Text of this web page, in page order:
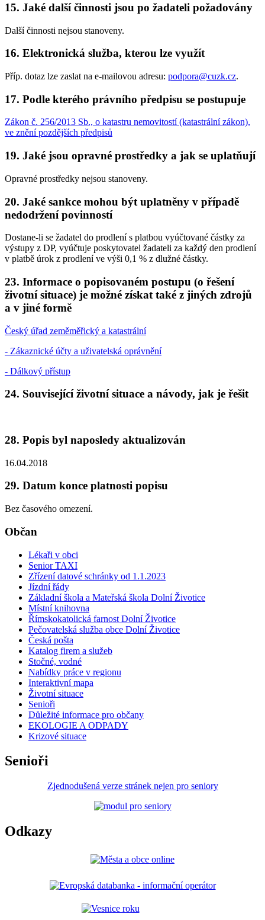
15. Jaké další činnosti jsou po žadateli požadovány
Další činnosti nejsou stanoveny.
16. Elektronická služba, kterou lze využít
Příp. dotaz lze zaslat na e-mailovou adresu: podpora@cuzk.cz.
17. Podle kterého právního předpisu se postupuje
Zákon č. 256/2013 Sb., o katastru nemovitostí (katastrální zákon),
ve znění pozdějších předpisů
19. Jaké jsou opravné prostředky a jak se uplatňují
Opravné prostředky nejsou stanoveny.
20. Jaké sankce mohou být uplatněny v případě
nedodržení povinností
Dostane-li se žadatel do prodlení s platbou vyúčtované částky za
výstupy z DP, vyúčtuje poskytovatel žadateli za každý den prodlení
v platbě úrok z prodlení ve výši 0,1 % z dlužné částky.
23. Informace o popisovaném postupu (o řešení
životní situace) je možné získat také z jiných zdrojů
a v jiné formě
Český úřad zeměměřický a katastrální
- Zákaznické účty a uživatelská oprávnění
- Dálkový přístup
24. Související životní situace a návody, jak je řešit
28. Popis byl naposledy aktualizován
16.04.2018
29. Datum konce platnosti popisu
Bez časového omezení.
Občan
Lékaři v obci
Senior TAXI
Zřízení datové schránky od 1.1.2023
Jízdní řády
Základní škola a Mateřská škola Dolní Životice
Místní knihovna
Římskokatolická farnost Dolní Životice
Pečovatelská služba obce Dolní Životice
Česká pošta
Katalog firem a služeb
Stočné, vodné
Nabídky práce v regionu
Interaktivní mapa
Životní situace
Senioři
Důležité informace pro občany
EKOLOGIE A ODPADY
Krizové situace
Senioři
Zjednodušená verze stránek nejen pro seniory
Odkazy